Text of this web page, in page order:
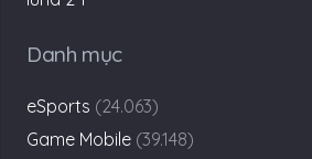
Danh mục
eSports (24.063)
Game Mobile (39.148)